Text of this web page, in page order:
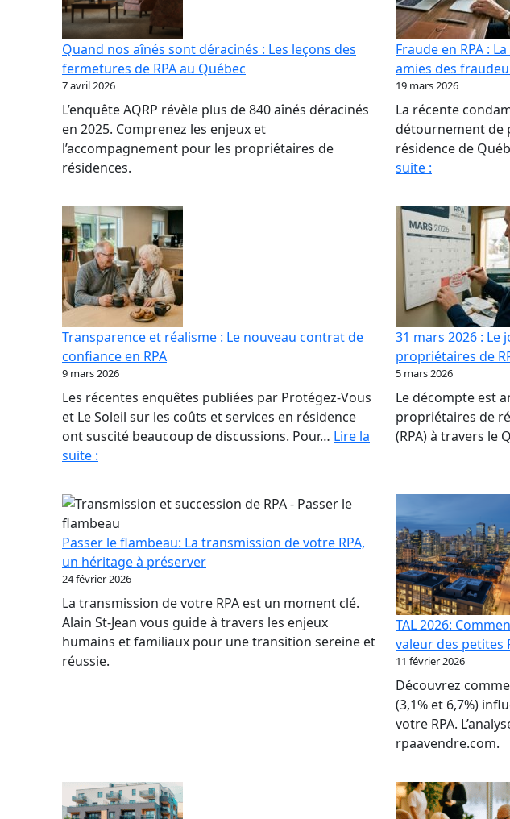
Quand nos aînés sont déracinés : Les leçons des
fermetures de RPA au Québec
7 avril 2026
L’enquête AQRP révèle plus de 840 aînés déracinés
en 2025. Comprenez les enjeux et
l’accompagnement pour les propriétaires de
résidences.
Fraude en RPA :
amies des
19 mars 2026
La récente
détournement de
résidence de
suite :
RPA
:
La
paperasse
et
l’opacité,
meilleures
amies
des
fraudeurs
Transparence et réalisme : Le nouveau contrat de
confiance en RPA
9 mars 2026
Les récentes enquêtes publiées par Protégez-Vous
et Le Soleil sur les coûts et services en résidence
ont suscité beaucoup de discussions. Pour… Lire la
suite :
:
Le
nouveau
contrat
confiance
en
RPA
31 mars 2026 :
propriétaires de
5 mars 2026
Le décompte est
propriétaires de
(RPA) à travers le
Passer le flambeau: La transmission de votre RPA,
un héritage à préserver
24 février 2026
La transmission de votre RPA est un moment clé.
Alain St-Jean vous guide à travers les enjeux
humains et familiaux pour une transition sereine et
réussie.
TAL 2026:
valeur des petites
11 février 2026
Découvrez
(3,1% et 6,7%)
votre RPA.
rpaavendre.com.